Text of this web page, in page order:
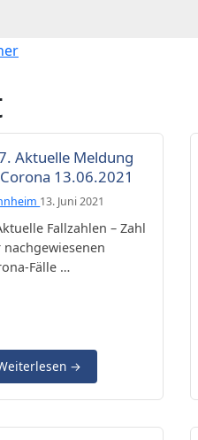
Aktuelle Meldung
13.06.2021
13. Juni 2021
Fallzahlen – Zahl
nachgewiesenen
Fälle …
→